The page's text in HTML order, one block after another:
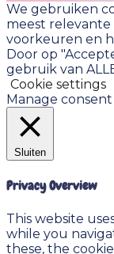
We gebruiken
meest
voorkeuren en
Door op
gebruik van
Cookie settings
Manage consent
Sluiten
Privacy Overview
This website
while you
these, the